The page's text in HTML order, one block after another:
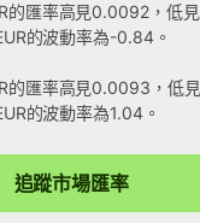
的匯率高見0.0092，低
的波動率為-0.84。
的匯率高見0.0093，低
的波動率為1.04。
追蹤市場匯率